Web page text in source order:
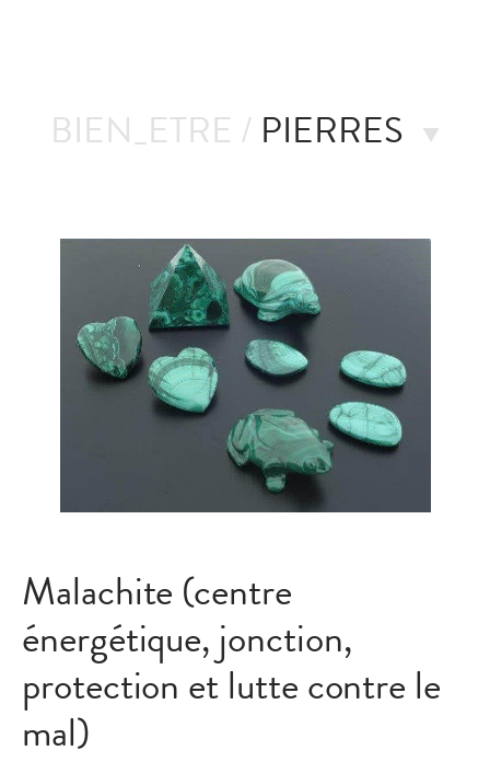
BIEN_ETRE / PIERRES
Malachite (centre
énergétique, jonction,
protection et lutte contre le
mal)